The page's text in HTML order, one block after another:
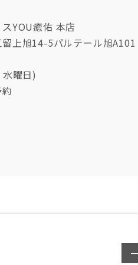
YOU癒佑 本店
上旭14-5パルテール旭A101
曜日)